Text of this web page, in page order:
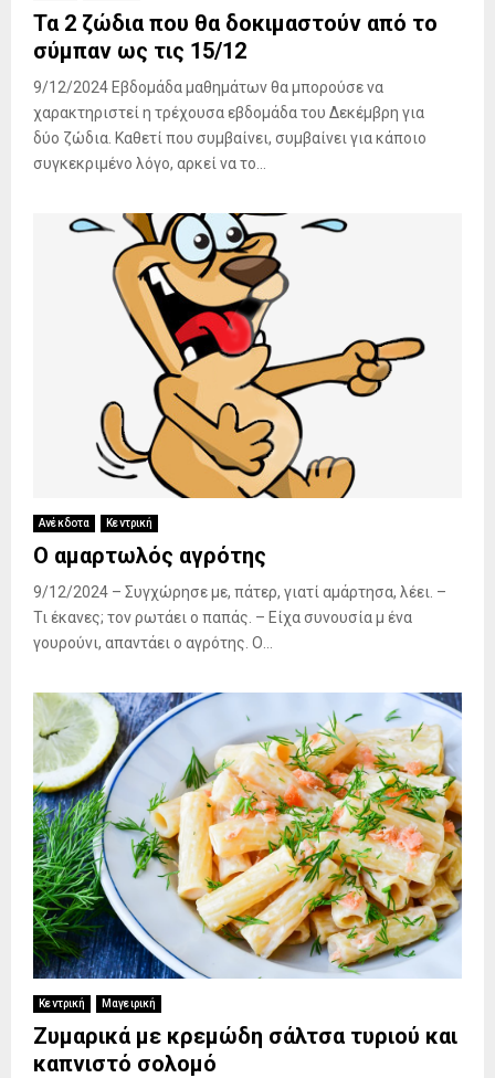
Τα 2 ζώδια που θα δοκιμαστούν από το
σύμπαν ως τις 15/12
9/12/2024 Εβδομάδα μαθημάτων θα μπορούσε να
χαρακτηριστεί η τρέχουσα εβδομάδα του Δεκέμβρη για
δύο ζώδια. Καθετί που συμβαίνει, συμβαίνει για κάποιο
συγκεκριμένο λόγο, αρκεί να το...
Ανέκδοτα Κεντρική
Ο αμαρτωλός αγρότης
9/12/2024 – Συγχώρησε με, πάτερ, γιατί αμάρτησα, λέει. –
Τι έκανες; τον ρωτάει ο παπάς. – Είχα συνουσία μ ένα
γουρούνι, απαντάει ο αγρότης. Ο...
Κεντρική Μαγειρική
Ζυμαρικά με κρεμώδη σάλτσα τυριού και
καπνιστό σολομό